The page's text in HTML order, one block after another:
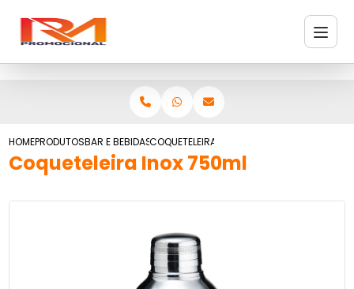
HOMEPRODUTOSBAR E BEBIDASCOQUETELEIRA INOX 750ML
Coqueteleira Inox 750ml